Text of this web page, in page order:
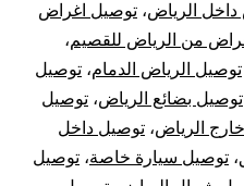
الرياض، توصيل اغراض
من الرياض للقصيم،
توصيل الرياض الدمام، توصيل
توصيل بضائع الرياض، توصيل
الرياض، توصيل داخل
، توصيل سيارة خاصة، توصيل